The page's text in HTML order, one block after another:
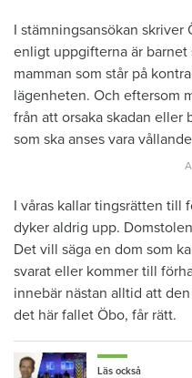
I stämningsansökan
enligt uppgifterna är barnet
mamman som står på
lägenheten. Och eftersom
från att orsaka skadan eller
som ska anses vara
I våras kallar tingsrätten till
dyker aldrig upp.
Det vill säga en dom som
svarat eller kommer till
innebär nästan alltid att
det här fallet Öbo, får rätt.
Läs också